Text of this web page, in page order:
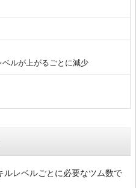
ベルが上がるごとに減少
レベルごとに必要なツム数で